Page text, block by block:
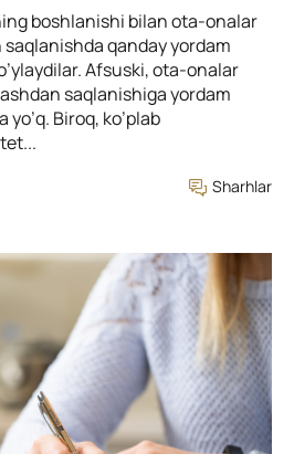
boshlanishi bilan ota-onalar
qanday yordam
Afsuski, ota-onalar
saqlanishiga yordam
Biroq, ko’plab
Sharhlar